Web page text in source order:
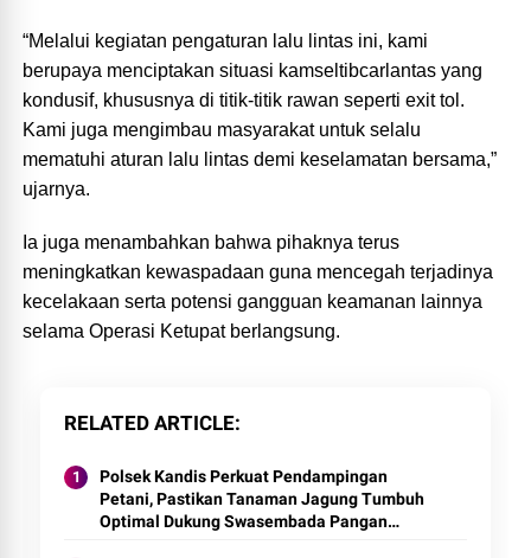
“Melalui kegiatan pengaturan lalu lintas ini, kami
berupaya menciptakan situasi kamseltibcarlantas yang
kondusif, khususnya di titik-titik rawan seperti exit tol.
Kami juga mengimbau masyarakat untuk selalu
mematuhi aturan lalu lintas demi keselamatan bersama,”
ujarnya.
Ia juga menambahkan bahwa pihaknya terus
meningkatkan kewaspadaan guna mencegah terjadinya
kecelakaan serta potensi gangguan keamanan lainnya
selama Operasi Ketupat berlangsung.
RELATED ARTICLE
Polsek Kandis Perkuat Pendampingan
Petani, Pastikan Tanaman Jagung Tumbuh
Optimal Dukung Swasembada Pangan